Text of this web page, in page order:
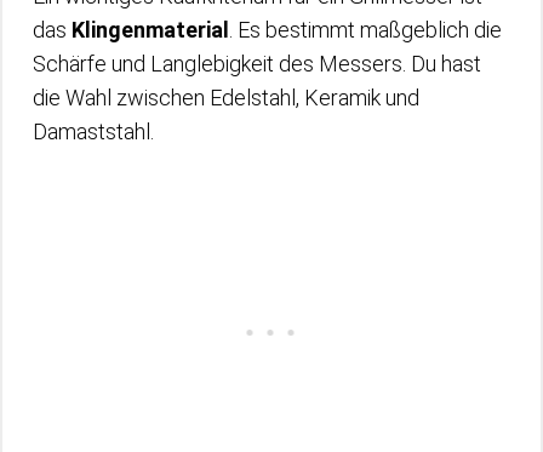
das Klingenmaterial . Es bestimmt maßgeblich die
Schärfe und Langlebigkeit des Messers. Du hast
die Wahl zwischen Edelstahl, Keramik und
Damaststahl.